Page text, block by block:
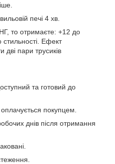
печі 4 хв.
то отримаєте: +12 до
Ефект
дві пари трусиків
та готовий до
покупцем.
днів після отримання